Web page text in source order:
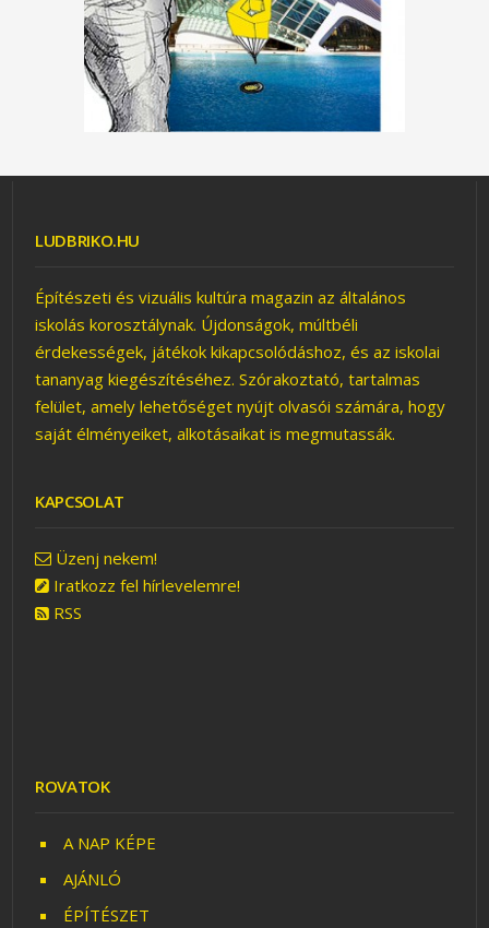
ÉPÍTÉSZARCOK
ÉPÜLETEKBŐL – JÁTÉK
LUDBRIKO.HU
Építészeti és vizuális kultúra magazin az általános
iskolás korosztálynak. Újdonságok, múltbéli
érdekességek, játékok kikapcsolódáshoz, és az iskolai
tananyag kiegészítéséhez. Szórakoztató, tartalmas
felület, amely lehetőséget nyújt olvasói számára, hogy
saját élményeiket, alkotásaikat is megmutassák.
KAPCSOLAT
Üzenj nekem!
Iratkozz fel hírlevelemre!
RSS
ROVATOK
A NAP KÉPE
AJÁNLÓ
ÉPÍTÉSZET